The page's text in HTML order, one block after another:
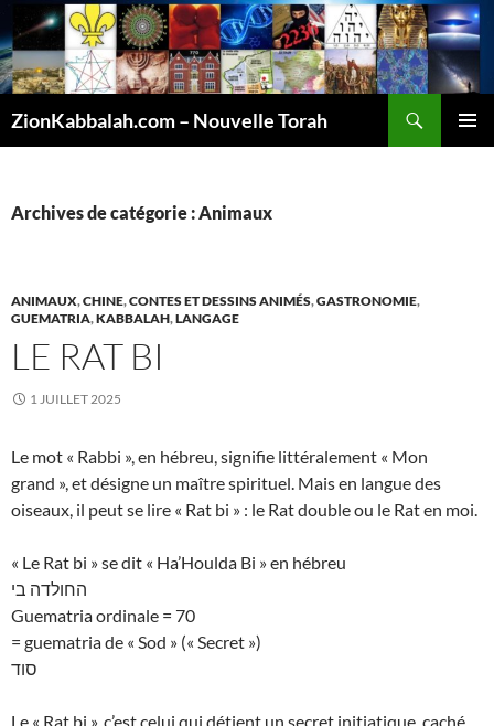
ZionKabbalah.com – Nouvelle Torah
Archives de catégorie : Animaux
ANIMAUX,CHINE,CONTES ET DESSINS ANIMÉS,GASTRONOMIE,
GUEMATRIA,KABBALAH,LANGAGE
LE RAT BI
1 JUILLET 2025
Le mot « Rabbi », en hébreu, signifie littéralement « Mon
grand », et désigne un maître spirituel. Mais en langue des
oiseaux, il peut se lire « Rat bi » : le Rat double ou le Rat en moi.
« Le Rat bi » se dit « Ha’Houlda Bi » en hébreu
החולדה בי
Guematria ordinale = 70
= guematria de « Sod » (« Secret »)
סוד
Le « Rat bi », c’est celui qui détient un secret initiatique, caché